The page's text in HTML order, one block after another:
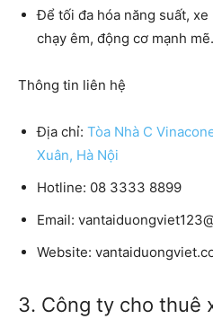
Để tối đa hóa năng suất,
chạy êm, động cơ mạnh mẽ.
Thông tin liên hệ
Địa chỉ: Tòa Nhà C
Xuân, Hà Nội
Hotline: 08 3333 8899
Email:
Website:
3. Công ty cho thuê